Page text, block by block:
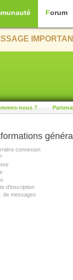
Forum
nous ?
connexion
d'inscription
de messages